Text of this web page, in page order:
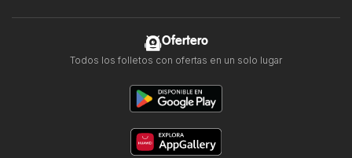
Ofertero
Todos los folletos con ofertas en un solo lugar